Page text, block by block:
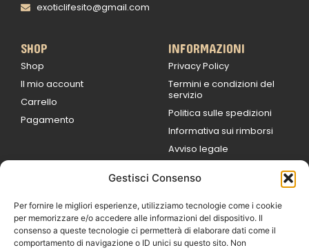
Gestisci Consenso
Per fornire le migliori esperienze, utilizziamo tecnologie come i cookie
per memorizzare e/o accedere alle informazioni del dispositivo. Il
consenso a queste tecnologie ci permetterà di elaborare dati come il
comportamento di navigazione o ID unici su questo sito. Non
exoticlifesito@gmail.com
SHOP
Shop
Il mio account
Carrello
Pagamento
INFORMAZIONI
Privacy Policy
Termini e condizioni del
servizio
Politica sulle spedizioni
Informativa sui rimborsi
Avviso legale
9:00
Sabato 09:00 /
14:00
16:30 /